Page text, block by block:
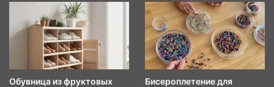
Обувница из фруктовых
Бисероплетение для